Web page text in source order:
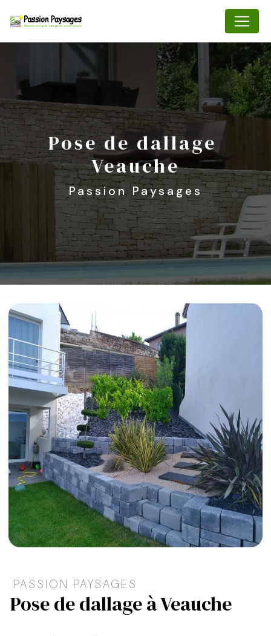
pose de dallage
Veauche
Passion Paysages
PASSION PAYSAGES
pose de dallage à Veauche